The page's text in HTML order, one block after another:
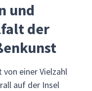
und
der
einer Vielzahl
auf der Insel